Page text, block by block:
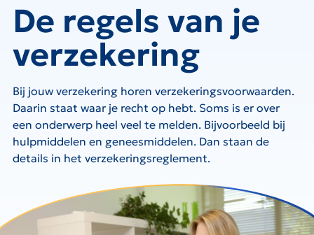
De regels van je
verzekering
Bij jouw verzekering horen verzekeringsvoorwaarden.
Daarin staat waar je recht op hebt. Soms is er over
een onderwerp heel veel te melden. Bijvoorbeeld bij
hulpmiddelen en geneesmiddelen. Dan staan de
details in het verzekeringsreglement.